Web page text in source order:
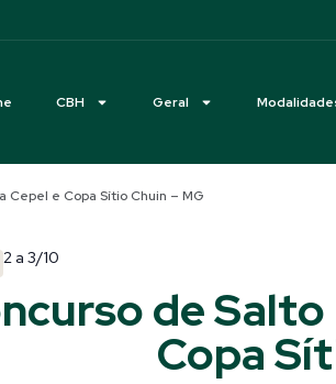
CBH Geral
Cepel e Copa Sítio Chuin – MG
2 a 3/10
de Salto
Copa